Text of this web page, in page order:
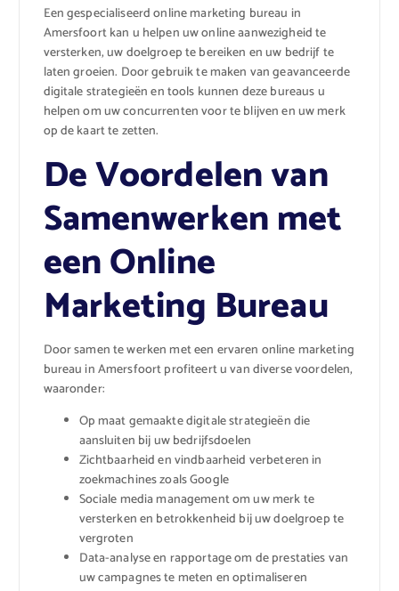
Een gespecialiseerd online marketing bureau in
Amersfoort kan u helpen uw online aanwezigheid te
versterken, uw doelgroep te bereiken en uw bedrijf te
laten groeien. Door gebruik te maken van geavanceerde
digitale strategieën en tools kunnen deze bureaus u
helpen om uw concurrenten voor te blijven en uw merk
op de kaart te zetten.
De Voordelen van
Samenwerken met
een Online
Marketing Bureau
Door samen te werken met een ervaren online marketing
bureau in Amersfoort profiteert u van diverse voordelen,
waaronder:
Op maat gemaakte digitale strategieën die
aansluiten bij uw bedrijfsdoelen
Zichtbaarheid en vindbaarheid verbeteren in
zoekmachines zoals Google
Sociale media management om uw merk te
versterken en betrokkenheid bij uw doelgroep te
vergroten
Data-analyse en rapportage om de prestaties van
uw campagnes te meten en optimaliseren